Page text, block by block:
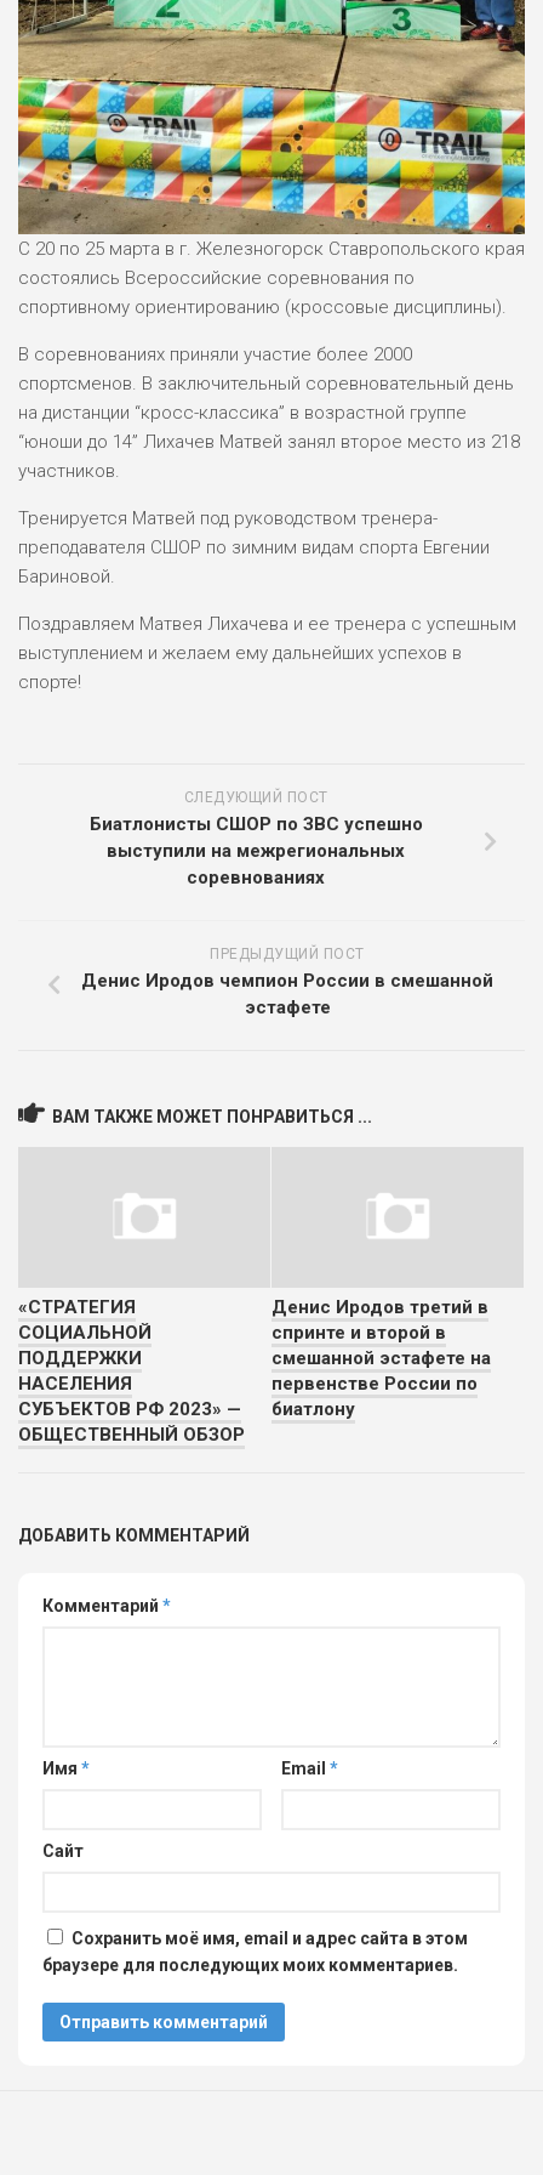
Методические материалы
Обратная связь для сообщений о фактах коррупции
«Прямая линия» по вопросам антикоррупционного
просвещения
Формы документов, связанных с противодействием
коррупции, для заполнения
Доклады, отчеты, обзоры, статистическая
информация
Информация о мероприятиях
Наблюдательный совет
Профилактика безнадзорности и правонарушений
несовершеннолетних в АУ ДО РА «СШОР по ЗВС»
С 20 по 25 марта в г. Железногорск Ставропольского края
состоялись Всероссийские соревнования по
спортивному ориентированию (кроссовые дисциплины).
В соревнованиях приняли участие более 2000
спортсменов. В заключительный соревновательный день
на дистанции “кросс-классика” в возрастной группе
“юноши до 14” Лихачев Матвей занял второе место из 218
участников.
Тренируется Матвей под руководством тренера-
преподавателя СШОР по зимним видам спорта Евгении
Бариновой.
Поздравляем Матвея Лихачева и ее тренера с успешным
выступлением и желаем ему дальнейших успехов в
спорте!
СЛЕДУЮЩИЙ ПОСТ
Биатлонисты СШОР по ЗВС успешно
выступили на межрегиональных
соревнованиях
ПРЕДЫДУЩИЙ ПОСТ
Денис Иродов чемпион России в смешанной
эстафете
ВАМ ТАКЖЕ МОЖЕТ ПОНРАВИТЬСЯ ...
«СТРАТЕГИЯ
СОЦИАЛЬНОЙ
ПОДДЕРЖКИ
НАСЕЛЕНИЯ
СУБЪЕКТОВ РФ 2023» —
ОБЩЕСТВЕННЫЙ ОБЗОР
Денис Иродов третий в
спринте и второй в
смешанной эстафете на
первенстве России по
биатлону
ДОБАВИТЬ КОММЕНТАРИЙ
Комментарий *
Имя * Email *
Сайт
Сохранить моё имя, email и адрес сайта в этом
браузере для последующих моих комментариев.